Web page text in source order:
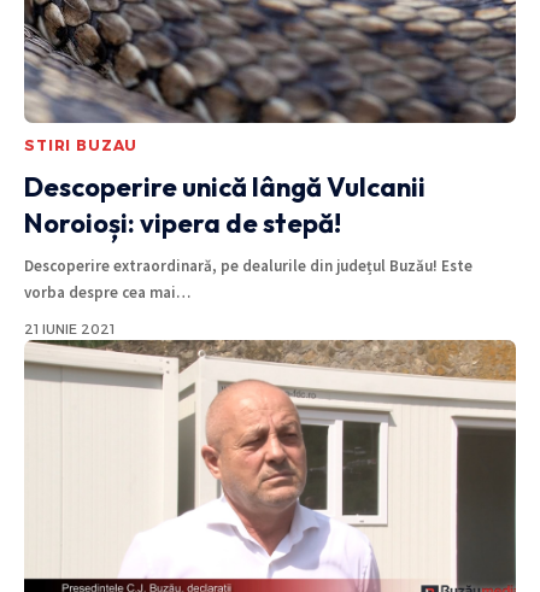
STIRI BUZAU
Descoperire unică lângă Vulcanii
Noroioși: vipera de stepă!
Descoperire extraordinară, pe dealurile din județul Buzău! Este
vorba despre cea mai…
21 IUNIE 2021